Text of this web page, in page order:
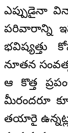
ఎప్పుడైనా
పరివారాన్ని
భవిష్యత్తు
నూతన
ఆ కొత్త
మీరందరూ
తయారై